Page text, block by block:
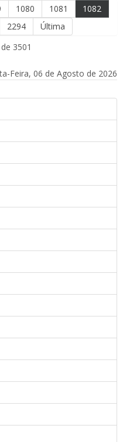
1080 1081
1082
2294
Última
3501
Feira, 06 de Agosto de 2026